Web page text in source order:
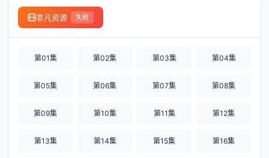
非凡资源 失败
第01集 第02集 第03集 第04集
第05集 第06集 第07集 第08集
第09集 第10集 第11集 第12集
第13集 第14集 第15集 第16集